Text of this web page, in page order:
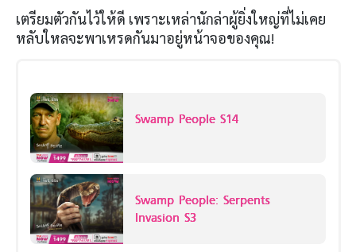
เตรียมตัวกันไว้ให้ดี เพราะเหล่านักล่าผู้ยิ่งใหญ่ที่ไม่เคย
หลับใหลจะพาเหรดกันมาอยู่หน้าจอของคุณ!
Swamp People S14
Swamp People: Serpents
Invasion S3